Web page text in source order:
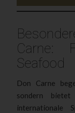
Carne:
Seafood
Don Carne
sondern
internationale